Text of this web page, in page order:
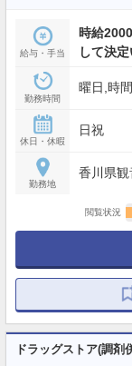
給与・手当
時給
して決
勤務時間
曜日,時
休日・休暇
日祝
勤務地
香川県
閲覧状況
ドラッグストア(調剤